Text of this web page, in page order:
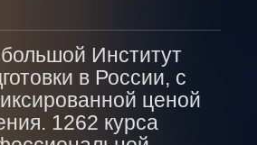
Институт
в России, с
ценой
1262 курса